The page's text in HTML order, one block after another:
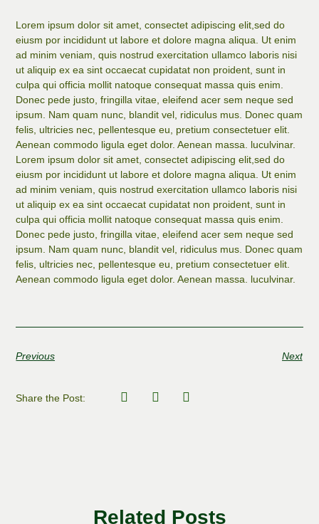
Lorem ipsum dolor sit amet, consectet adipiscing elit,sed do
eiusm por incididunt ut labore et dolore magna aliqua. Ut enim
ad minim veniam, quis nostrud exercitation ullamco laboris nisi
ut aliquip ex ea sint occaecat cupidatat non proident, sunt in
culpa qui officia mollit natoque consequat massa quis enim.
Donec pede justo, fringilla vitae, eleifend acer sem neque sed
ipsum. Nam quam nunc, blandit vel, ridiculus mus. Donec quam
felis, ultricies nec, pellentesque eu, pretium consectetuer elit.
Aenean commodo ligula eget dolor. Aenean massa. luculvinar.
Lorem ipsum dolor sit amet, consectet adipiscing elit,sed do
eiusm por incididunt ut labore et dolore magna aliqua. Ut enim
ad minim veniam, quis nostrud exercitation ullamco laboris nisi
ut aliquip ex ea sint occaecat cupidatat non proident, sunt in
culpa qui officia mollit natoque consequat massa quis enim.
Donec pede justo, fringilla vitae, eleifend acer sem neque sed
ipsum. Nam quam nunc, blandit vel, ridiculus mus. Donec quam
felis, ultricies nec, pellentesque eu, pretium consectetuer elit.
Aenean commodo ligula eget dolor. Aenean massa. luculvinar.
Previous Next
Share the Post:
Related Posts